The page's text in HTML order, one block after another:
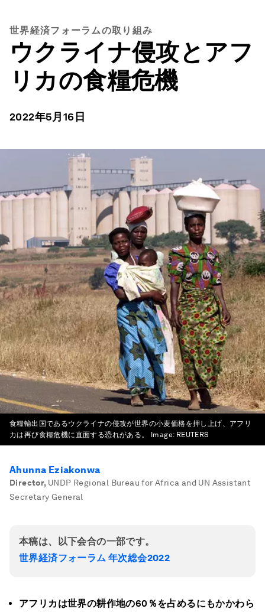
世界経済フォーラムの取り組み
ウクライナ侵攻とアフ
リカの食糧危機
2022年5月16日
食糧輸出国であるウクライナの侵攻が世界の小麦価格を押し上げ、アフリ
カは再び食糧危機に直面する恐れがある。
Image: REUTERS
Ahunna Eziakonwa
Director, UNDP Regional Bureau for Africa and UN Assistant
Secretary General
本稿は、以下会合の一部です。
世界経済フォーラム 年次総会2022
アフリカは世界の耕作地の60％を占めるにもかかわら